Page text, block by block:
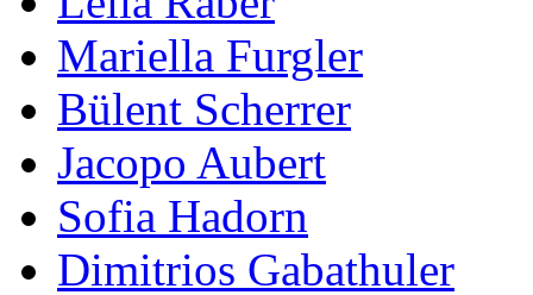
Mariella Furgler
Bülent Scherrer
Jacopo Aubert
Sofia Hadorn
Dimitrios Gabathuler